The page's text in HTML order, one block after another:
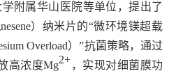
附属华山医院等单位，提出了
）纳米片的“微环境镁超载
Overload）”抗菌策略，通过
高浓度Mg2+，实现对细菌膜功